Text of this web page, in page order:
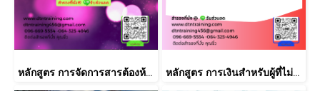
หลักสูตร การจัดการสารต้องห้ามตามระเบียบ RoHS V2.1, REACH และ QC080000 หลักสูตร การเงินสำหรับผู้ที่ไม่ได้มีวิชาชีพด้านการเงิน (Finance for Non-Finance Professionals)